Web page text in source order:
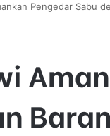
Pengedar Sabu